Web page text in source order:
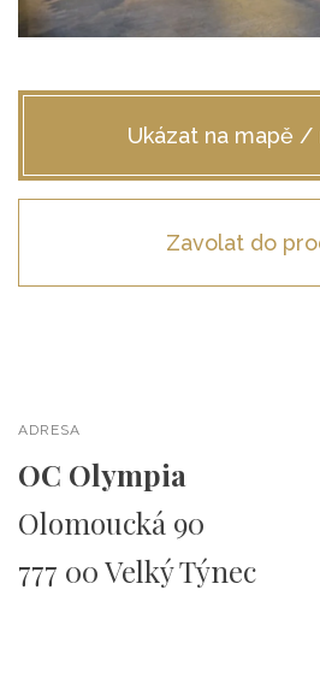
ADRESA
OC Olympia
Olomoucká 90
777 00 Velký Týnec
Ukázat na mapě /
Zavolat do